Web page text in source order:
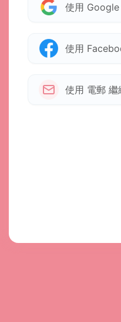
使用
使用
使用 電郵 繼